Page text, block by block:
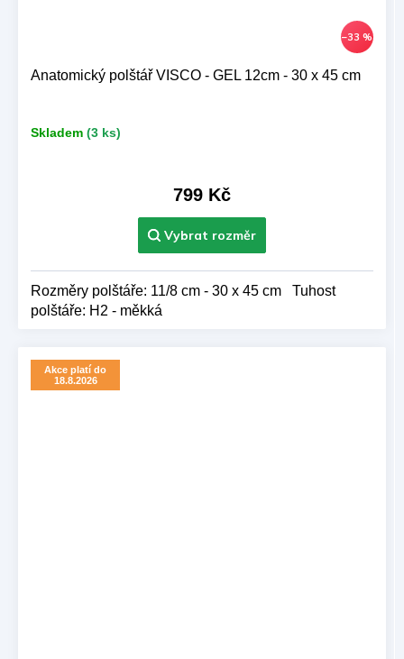
–33 %
Anatomický polštář VISCO - GEL 12cm - 30 x 45 cm
Skladem (3 ks)
799 Kč
Rozměry polštáře: 11/8 cm - 30 x 45 cm Tuhost
polštáře: H2 - měkká
Akce platí do
18.8.2026